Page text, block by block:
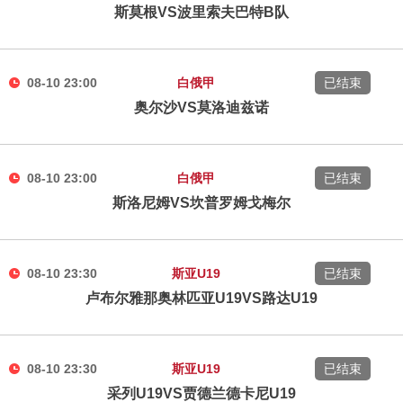
斯莫根VS波里索夫巴特B队
08-10 23:00 白俄甲
奥尔沙VS莫洛迪兹诺
已结束
08-10 23:00 白俄甲
斯洛尼姆VS坎普罗姆戈梅尔
已结束
08-10 23:30 斯亚U19
卢布尔雅那奥林匹亚U19VS路达U19
已结束
08-10 23:30 斯亚U19
采列U19VS贾德兰德卡尼U19
已结束